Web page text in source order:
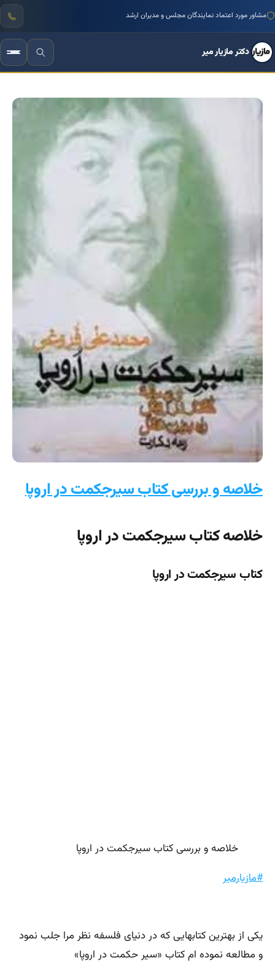
منتور بیش از ۱۰۰۰ کسب‌وکار ایرانی
دکتر مازیار میر
خلاصه و بررسی کتاب سیرجکمت در اروپا
خلاصه کتاب سیرجکمت در اروپا
کتاب سیرجکمت در اروپا
خلاصه و بررسی کتاب سیرجکمت در اروپا
#مازیارمیر
یکی از بهترین کتابهایی که در دنیای فلسفه نظر مرا جلب نمود
و مطالعه نموده ام کتاب «سیر حکمت در اروپا»